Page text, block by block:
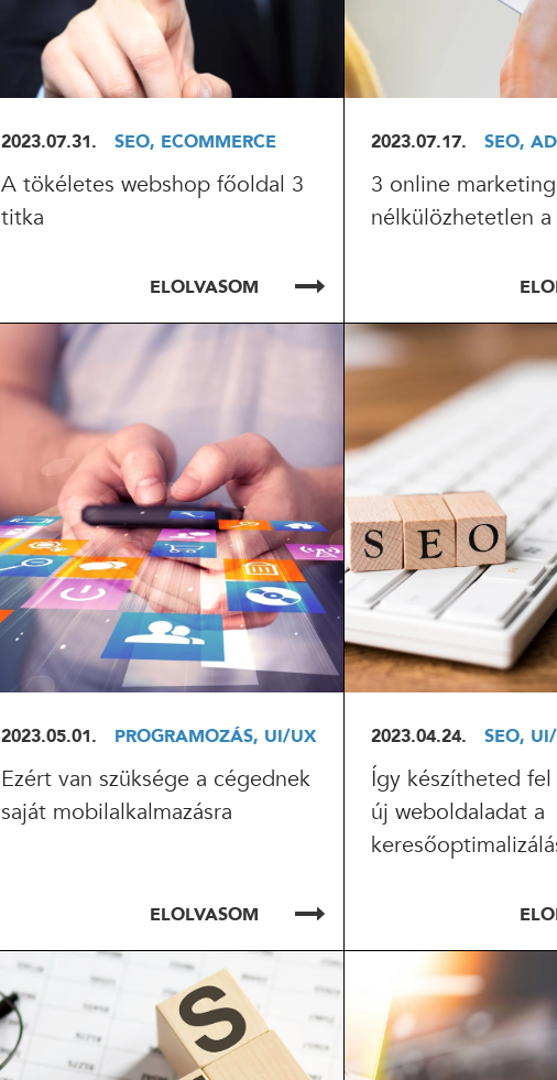
2023.07.31. SEO, ECOMMERCE
A tökéletes webshop főoldal 3
titka
ELOLVASOM
2023.07.17. SEO,
3 online
nélkülözhetetlen a
ELOLVASOM
2023.05.01. PROGRAMOZÁS, UI/UX
Ezért van szüksége a cégednek
saját mobilalkalmazásra
ELOLVASOM
ELOLVASOM
2023.04.24. SEO,
Így készítheted
új weboldaladat a